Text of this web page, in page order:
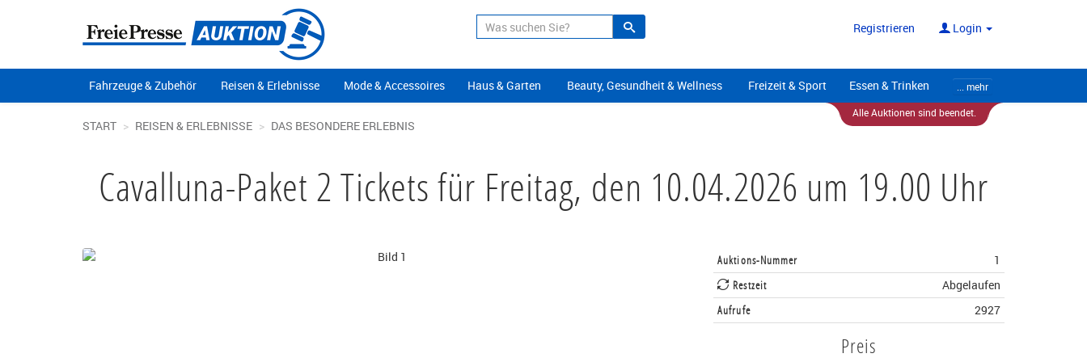
Suche Registrieren Login
Fahrzeuge & Zubehör Reisen & Erlebnisse Mode & Accessoires Haus & Garten Beauty, Gesundheit & Wellness Freizeit & Sport Essen & Trinken
... mehr
Alle Auktionen sind beendet.
START REISEN & ERLEBNISSE DAS BESONDERE ERLEBNIS
Cavalluna-Paket 2 Tickets für Freitag, den 10.04.2026 um 19.00 Uhr
Auktions-Nummer
1
Restzeit
Abgelaufen
Aufrufe
2927
Preis